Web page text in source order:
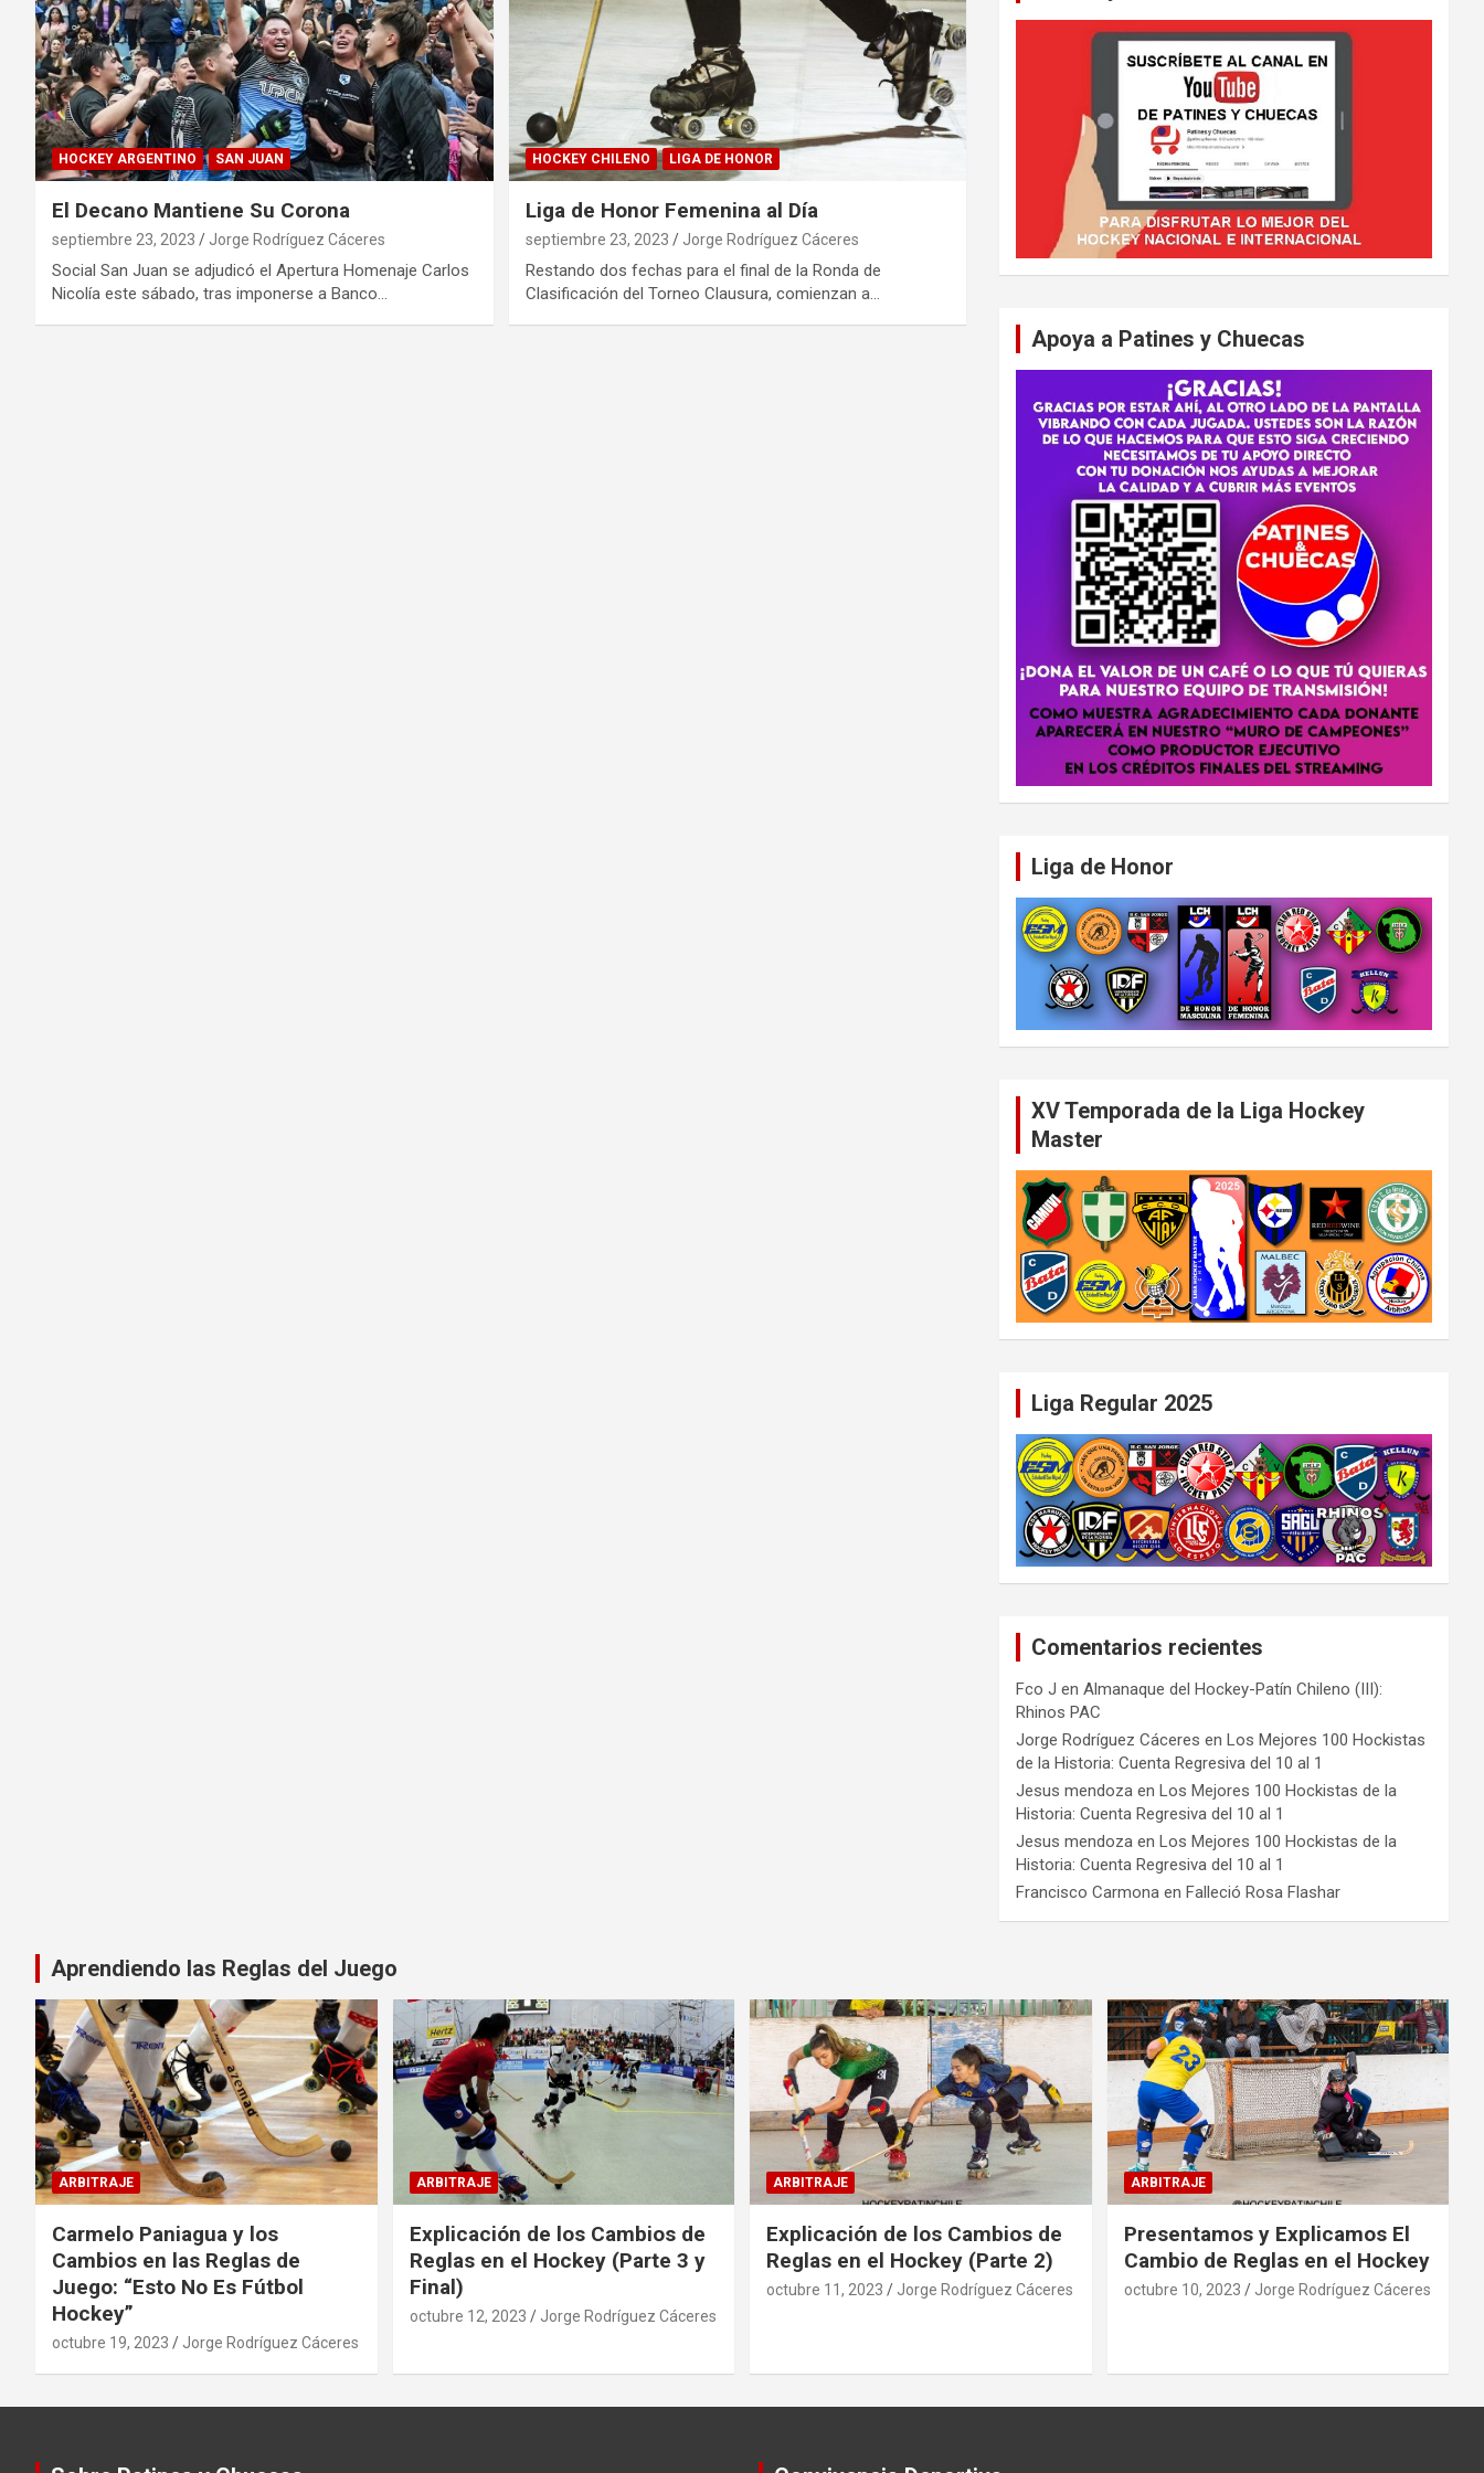
HOCKEY ARGENTINO SAN JUAN
El Decano Mantiene Su Corona
septiembre 23, 2023 Jorge Rodríguez Cáceres
Social San Juan se adjudicó el Apertura Homenaje Carlos
Nicolía este sábado, tras imponerse a Banco…
HOCKEY CHILENO LIGA DE HONOR
Liga de Honor Femenina al Día
septiembre 23, 2023 Jorge Rodríguez Cáceres
Restando dos fechas para el final de la Ronda de
Clasificación del Torneo Clausura, comienzan a…
Apoya a Patines y Chuecas
Liga de Honor
XV Temporada de la Liga Hockey
Master
Liga Regular 2025
Comentarios recientes
Fco J enAlmanaque del Hockey-Patín Chileno (III):
Rhinos PAC
Jorge Rodríguez Cáceres enLos Mejores 100 Hockistas
de la Historia: Cuenta Regresiva del 10 al 1
Jesus mendoza enLos Mejores 100 Hockistas de la
Historia: Cuenta Regresiva del 10 al 1
Jesus mendoza enLos Mejores 100 Hockistas de la
Historia: Cuenta Regresiva del 10 al 1
Francisco Carmona enFalleció Rosa Flashar
Aprendiendo las Reglas del Juego
ARBITRAJE
Carmelo Paniagua y los
Cambios en las Reglas de
Juego: “Esto No Es Fútbol
Hockey”
octubre 19, 2023 Jorge Rodríguez Cáceres
ARBITRAJE
Explicación de los Cambios de
Reglas en el Hockey (Parte 3 y
Final)
octubre 12, 2023 Jorge Rodríguez Cáceres
ARBITRAJE
Explicación de los Cambios de
Reglas en el Hockey (Parte 2)
octubre 11, 2023 Jorge Rodríguez Cáceres
ARBITRAJE
Presentamos y Explicamos El
Cambio de Reglas en el Hockey
octubre 10, 2023 Jorge Rodríguez Cáceres